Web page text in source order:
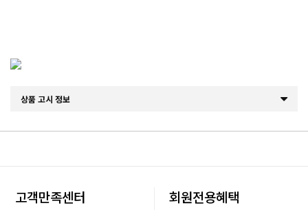
상품 고시 정보
고객만족센터 회원전용혜택